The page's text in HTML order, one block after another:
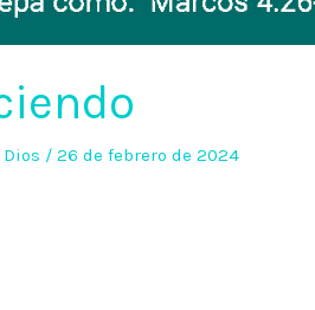
Dios /26 de febrero de 2024